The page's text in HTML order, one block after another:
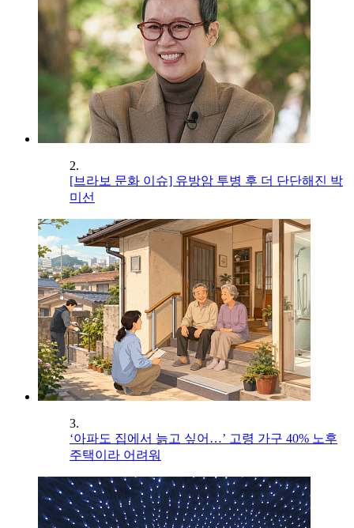
2.
[브라보 문화 이슈] 유방암 투병 후 더 단단해진 박
미선
3.
‘아파도 집에서 늙고 싶어…’ 고령 가구 40% 노후
주택이라 어려워